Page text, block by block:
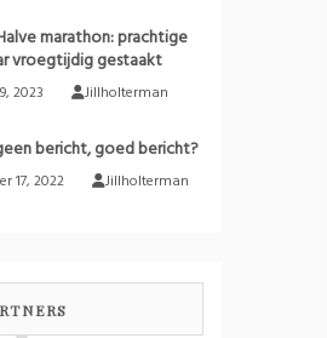
marathon: prachtige
vroegtijdig gestaakt
2023 Jillholterman
bericht, goed bericht?
17, 2022 Jillholterman